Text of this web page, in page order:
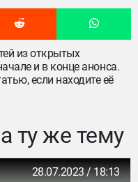
из открытых
и в конце анонса.
если находите её
ту же тему
28.07.2023 / 18:13